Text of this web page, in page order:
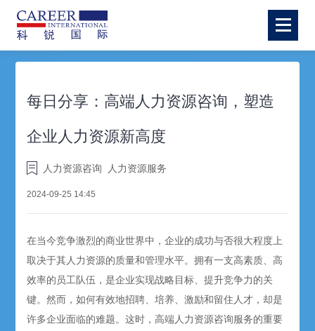
每日分享：高端人力资源咨询，塑造
企业人力资源新高度
人力资源咨询 人力资源服务
2024-09-25 14:45
在当今竞争激烈的商业世界中，企业的成功与否很大程度上
取决于其人力资源的质量和管理水平。拥有一支高素质、高
效率的员工队伍，是企业实现战略目标、提升竞争力的关
键。然而，如何有效地招聘、培养、激励和留住人才，却是
许多企业面临的难题。这时，高端人力资源咨询服务的重要